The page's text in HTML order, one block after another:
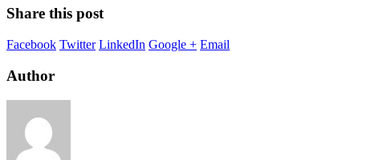
Share this post
Facebook Twitter LinkedIn Google + Email
Author